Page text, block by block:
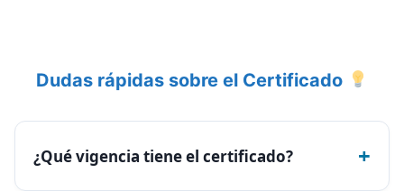
Dudas rápidas sobre el Certificado
¿Qué vigencia tiene el certificado? +